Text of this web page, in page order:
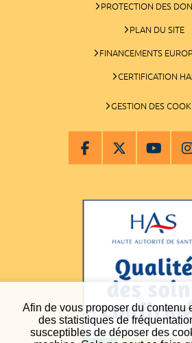
Afin de vous proposer du contenu
des statistiques de
susceptibles de déposer des
PROTECTION DES
PLAN DU SITE
FINANCEMENTS
CERTIFICATION
GESTION DES